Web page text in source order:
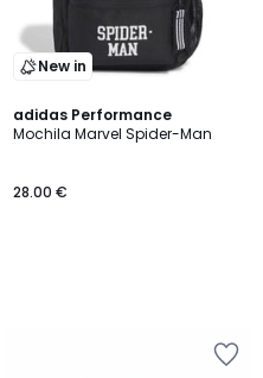
New in
adidas Performance
Mochila Marvel Spider-Man
28.00 €